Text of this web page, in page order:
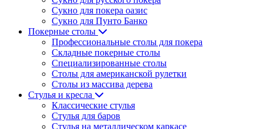
Сукно для покера оазис
Сукно для Пунто Банко
Покерные столы
Профессиональные столы для покера
Складные покерные столы
Специализированные столы
Столы для американской рулетки
Столы из массива дерева
Стулья и кресла
Классические стулья
Стулья для баров
Стулья на металлическом каркасе